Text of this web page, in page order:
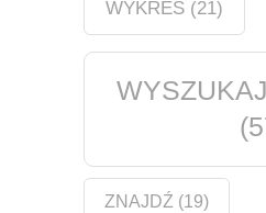
WYKRES(21)
ZNAJDŹ (19)